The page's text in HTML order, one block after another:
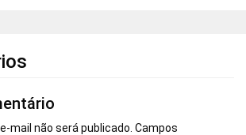
mail não será publicado. Campos